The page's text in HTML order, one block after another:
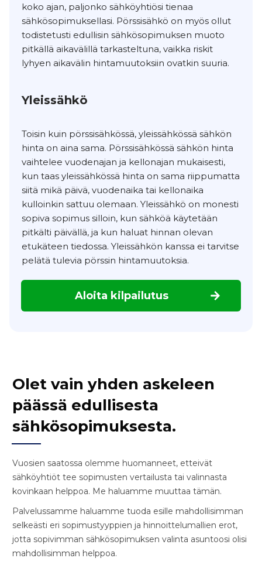
koko ajan, paljonko sähköyhtiösi tienaa
sähkösopimuksellasi. Pörssisähkö on myös ollut
todistetusti edullisin sähkösopimuksen muoto
pitkällä aikavälillä tarkasteltuna, vaikka riskit
lyhyen aikavälin hintamuutoksiin ovatkin suuria.
Yleissähkö
Toisin kuin pörssisähkössä, yleissähkössä sähkön
hinta on aina sama. Pörssisähkössä sähkön hinta
vaihtelee vuodenajan ja kellonajan mukaisesti,
kun taas yleissähkössä hinta on sama riippumatta
siitä mikä päivä, vuodenaika tai kellonaika
kulloinkin sattuu olemaan. Yleissähkö on monesti
sopiva sopimus silloin, kun sähköä käytetään
pitkälti päivällä, ja kun haluat hinnan olevan
etukäteen tiedossa. Yleissähkön kanssa ei tarvitse
pelätä tulevia pörssin hintamuutoksia.
Aloita kilpailutus
Olet vain yhden askeleen
päässä edullisesta
sähkösopimuksesta.
Vuosien saatossa olemme huomanneet, etteivät
sähköyhtiöt tee sopimusten vertailusta tai valinnasta
kovinkaan helppoa. Me haluamme muuttaa tämän.
Palvelussamme haluamme tuoda esille mahdollisimman
selkeästi eri sopimustyyppien ja hinnoittelumallien erot,
jotta sopivimman sähkösopimuksen valinta asuntoosi olisi
mahdollisimman helppoa.